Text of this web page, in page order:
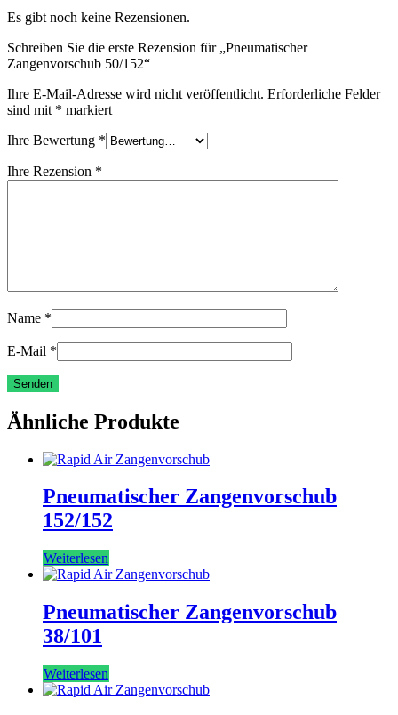
Es gibt noch keine Rezensionen.
Schreiben Sie die erste Rezension für „Pneumatischer
Zangenvorschub 50/152“
Ihre E-Mail-Adresse wird nicht veröffentlicht. Erforderliche Felder
sind mit * markiert
Ihre Bewertung *
Ihre Rezension *
Name *
E-Mail *
Ähnliche Produkte
Pneumatischer Zangenvorschub
152/152
Weiterlesen
Pneumatischer Zangenvorschub
38/101
Weiterlesen